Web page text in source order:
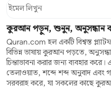
কুরআন পড়ুন, শুনুন, অনুসন্ধান
Quran.com হল একটি বিশ্বস্ত
বিভিন্ন ভাষায় কুরআন পড়তে,
চিন্তাভাবনা করার জন্য ব্যবহার
তেলাওয়াত, শব্দে শব্দ অনুবাদ এবং
সরবরাহ করে, যা সকলের কাছে